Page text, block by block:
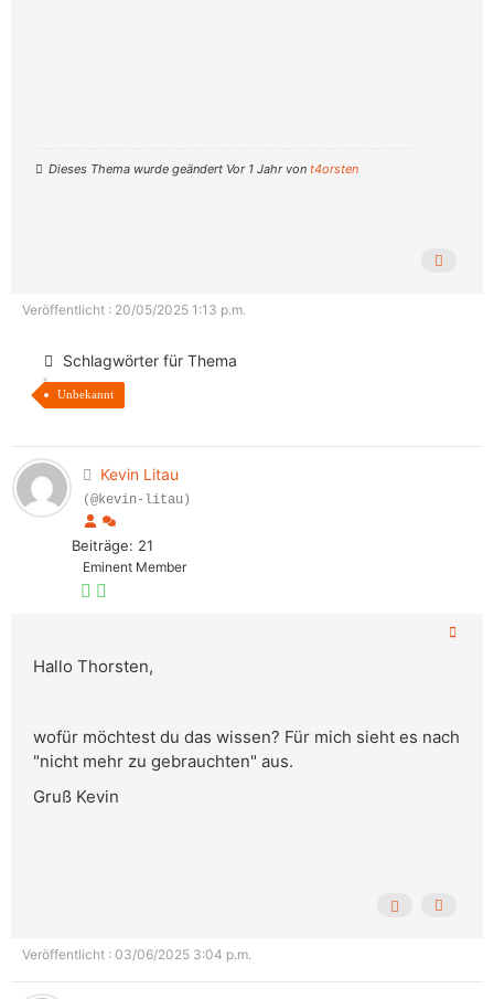
Dieses Thema wurde geändert Vor 1 Jahr von t4orsten
Veröffentlicht : 20/05/2025 1:13 p.m.
Schlagwörter für Thema
Unbekannt
Kevin Litau
(@kevin-litau)
Beiträge: 21
Eminent Member
Hallo Thorsten,
wofür möchtest du das wissen? Für mich sieht es nach
"nicht mehr zu gebrauchten" aus.
Gruß Kevin
Veröffentlicht : 03/06/2025 3:04 p.m.